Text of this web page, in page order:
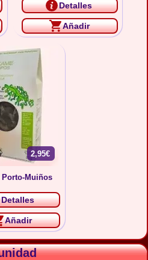
Detalles
Añadir
2,95€
Porto-Muiños
Detalles
Añadir